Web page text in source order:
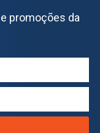
promoções da